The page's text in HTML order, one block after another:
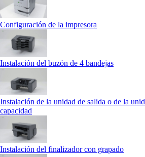
Configuración de la impresora
Instalación del buzón de 4 bandejas
Instalación de la unidad de salida o de la
capacidad
Instalación del finalizador con grapado